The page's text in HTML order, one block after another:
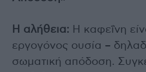
Η αλήθεια: Η καφεΐνη
εργογόνος ουσία –
σωματική απόδοση.